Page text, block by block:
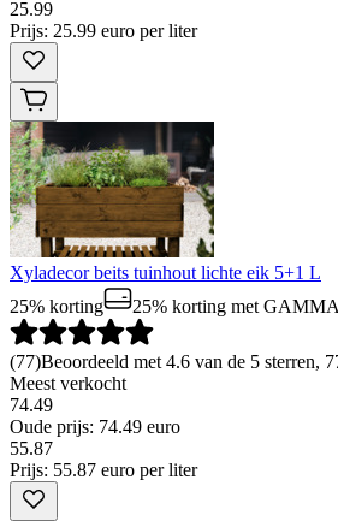
25.99
Prijs: 25.99 euro per liter
Xyladecor beits tuinhout lichte eik 5+1 L
25% korting
25% korting met
(77)Beoordeeld met 4.6 van de 5 sterren,
Meest verkocht
74.49
Oude prijs: 74.49 euro
55.87
Prijs: 55.87 euro per liter